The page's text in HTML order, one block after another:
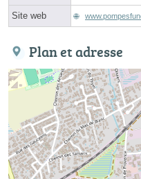
Site web
Plan et adresse